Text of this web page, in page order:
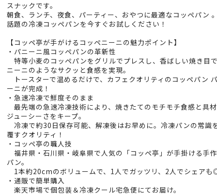
スナックです。
朝食、ランチ、夜食、パーティー、おやつに最適なコッペパン
話題の冷凍コッペパンを今すぐお試しください！
【コッペ亭が手がけるコッペニーニの魅力ポイント】
・パニーニ風コッペパンの革新性
特等小麦のコッペパンをグリルでプレスし、香ばしい焼き目
ニーニのようなサクッと食感を実現。
トースターで温めるだけで、カフェクオリティのコッペパン
ーニが完成！
・急速冷凍で鮮度そのまま
最先端の急速冷凍技術により、焼きたてのモチモチ食感と具
ジューシーさをキープ。
冷凍で約30日保存可能、解凍後はお早めに。冷凍パンの常識
覆すクオリティ！
・コッペ亭の職人技
福井県・石川県・岐阜県で人気の「コッペ亭」が手掛ける手
パン。
1本約20cmのボリュームで、1人でガッツリ、2人でシェア
・通販で簡単購入
楽天市場で個包装＆冷凍クール宅急便にてお届け。